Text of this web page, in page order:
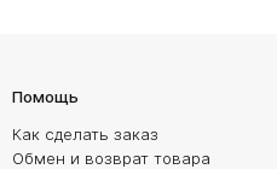
Помощь
Как сделать заказ
Обмен и возврат товара